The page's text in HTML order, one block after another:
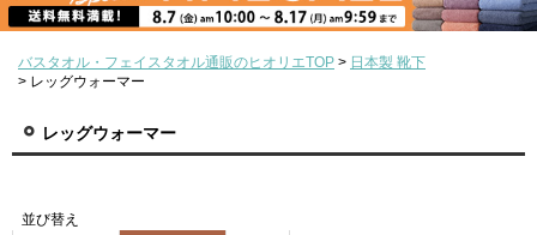
バスタオル・フェイスタオル通販のヒオリエTOP
日本製 靴下
レッグウォーマー
レッグウォーマー
並び替え